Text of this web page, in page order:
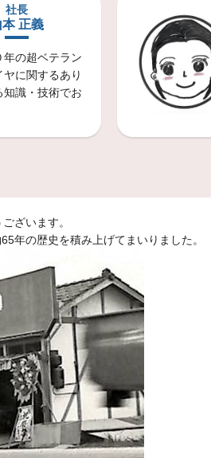
覧いただきありがとうございます(^^)/本日の作
のタイヤ交換(^^♪
いただきありがとうございます(^^)/本日の作
スタッフ日記
ファイア パンク修理(^^♪
いただきありがとうございます(^^)/
スタッフ日記
サー取付けについて
いただきありがとうございます(^^)/
スタッフ日記
社長
本 正義
年の超ベテラン
に関するあり
知識・技術でお
ざいます。
年の歴史を積み上げてまいりました。